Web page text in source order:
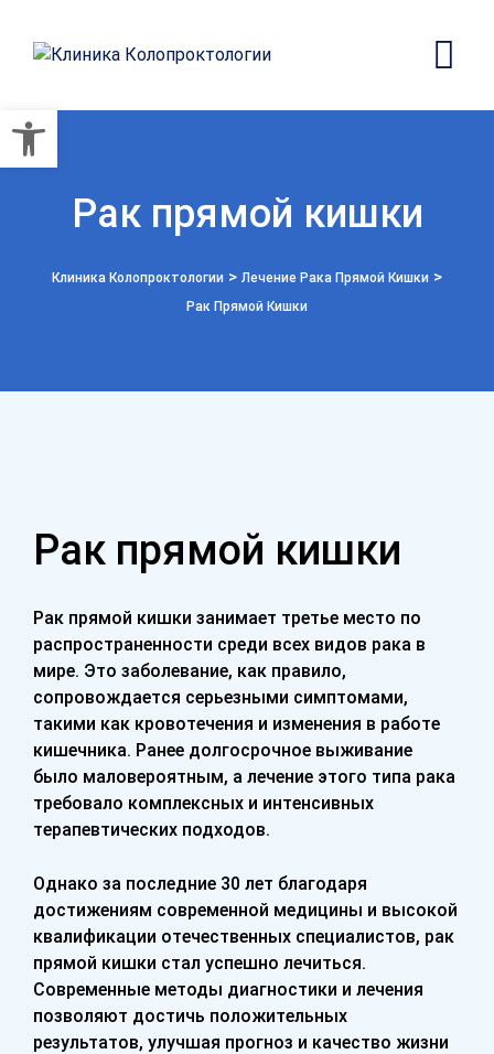
Рак прямой кишки
Клиника Колопроктологии > Лечение Рака Прямой Кишки >
Рак Прямой Кишки
Рак прямой кишки
Рак прямой кишки занимает третье место по
распространенности среди всех видов рака в
мире. Это заболевание, как правило,
сопровождается серьезными симптомами,
такими как кровотечения и изменения в работе
кишечника. Ранее долгосрочное выживание
было маловероятным, а лечение этого типа рака
требовало комплексных и интенсивных
терапевтических подходов.
Однако за последние 30 лет благодаря
достижениям современной медицины и высокой
квалификации отечественных специалистов, рак
прямой кишки стал успешно лечиться.
Современные методы диагностики и лечения
позволяют достичь положительных
результатов, улучшая прогноз и качество жизни
Открыть панель